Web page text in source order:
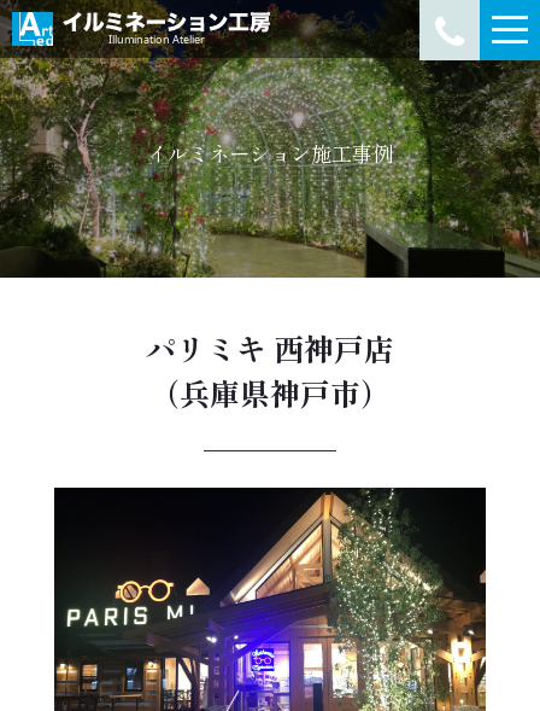
イルミネーション施工事例
パリミキ 西神戸店
（兵庫県神戸市）